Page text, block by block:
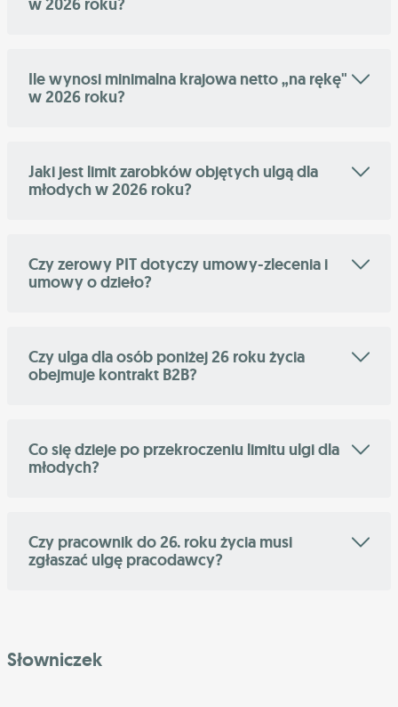
w 2026 roku?
Ile wynosi minimalna krajowa netto „na rękę"
w 2026 roku?
Jaki jest limit zarobków objętych ulgą dla
młodych w 2026 roku?
Czy zerowy PIT dotyczy umowy-zlecenia i
umowy o dzieło?
Czy ulga dla osób poniżej 26 roku życia
obejmuje kontrakt B2B?
Co się dzieje po przekroczeniu limitu ulgi dla
młodych?
Czy pracownik do 26. roku życia musi
zgłaszać ulgę pracodawcy?
Słowniczek